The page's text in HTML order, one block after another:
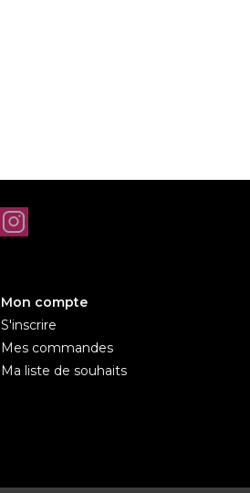
Mon compte
S'inscrire
Mes commandes
Ma liste de souhaits